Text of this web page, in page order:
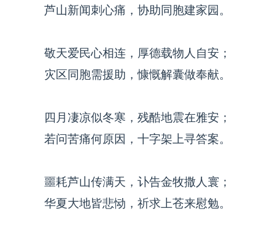
芦山新闻刺心痛，协助同胞建家园。
敬天爱民心相连，厚德载物人自安；
灾区同胞需援助，慷慨解囊做奉献。
四月凄凉似冬寒，残酷地震在雅安；
若问苦痛何原因，十字架上寻答案。
噩耗芦山传满天，讣告金牧撒人寰；
华夏大地皆悲恸，祈求上苍来慰勉。